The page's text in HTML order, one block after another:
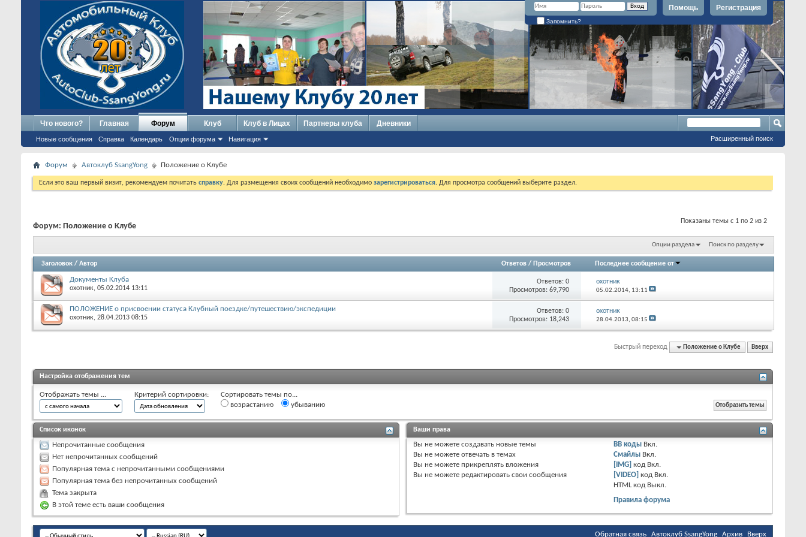
Регистрация
Помощь
Запомнить?
Что нового? Главная Форум
Новые сообщения Справка Календарь Опции форума Навигация
Клуб Клуб в Лицах Партнеры клуба Дневники
Расширенный поиск
Форум Автоклуб SsangYong Положение о Клубе
Если это ваш первый визит, рекомендуем почитать справку. Для размещения своих сообщений необходимо зарегистрироваться. Для просмотра сообщений выберите раздел.
Показаны темы с 1 по 2 из 2
Форум: Положение о Клубе
Опции раздела Поиск по разделу
Заголовок / Автор Ответов / Просмотров Последнее сообщение от
Документы Клуба
охотник, 05.02.2014 13:11
Ответов:0
Просмотров: 69,790
охотник
05.02.2014, 13:11
ПОЛОЖЕНИЕ о присвоении статуса Клубный поездке/путешествию/экспедиции
охотник, 28.04.2013 08:15
Ответов:0
Просмотров: 18,243
охотник
28.04.2013, 08:15
Быстрый переход Положение о Клубе Вверх
Настройка отображения тем
Отображать темы ... Критерий сортировки:
Сортировать темы по...
возрастанию
убыванию
Список иконок
Непрочитанные сообщения
Нет непрочитанных сообщений
Популярная тема с непрочитанными сообщениями
Популярная тема без непрочитанных сообщений
Тема закрыта
В этой теме есть ваши сообщения
Ваши права
Вы не можете создавать новые темы
Вы не можете отвечать в темах
Вы не можете прикреплять вложения
Вы не можете редактировать свои сообщения
BB коды Вкл.
Смайлы Вкл.
[IMG] код Вкл.
[VIDEO] код Вкл.
HTML код Выкл.
Правила форума
Обратная связь Автоклуб SsangYong Архив Вверх